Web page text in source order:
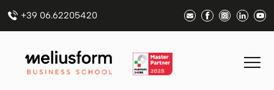
+39 06.62205420